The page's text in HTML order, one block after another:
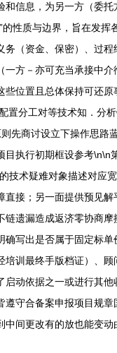
和信息，为另一方（委
性质与边界，旨在发
（资金、保密）、过
方－亦可充当承接中
位置且总体保持可还
置分工对等技术知．分
先商讨设立下操作思
目执行初期框设参考
技术疑难对象描述对
接；另一面提供预见
遗漏造成返济零协商
写出是否属于固定标
训最终手版档证）、
动依据之一或进行其
守合备案申报项目规
中间更改有的放也能变